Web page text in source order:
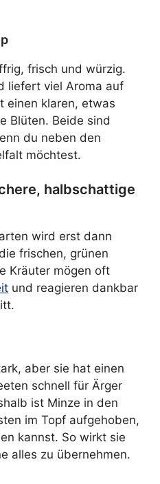
frisch und würzig.
liefert viel Aroma auf
einen klaren, etwas
Blüten. Beide sind
du neben den
möchtest.
halbschattige
wird erst dann
frischen, grünen
Kräuter mögen oft
und reagieren dankbar
aber sie hat einen
schnell für Ärger
ist Minze in den
im Topf aufgehoben,
kannst. So wirkt sie
alles zu übernehmen.